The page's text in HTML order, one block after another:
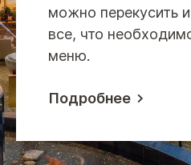
можно перекусить
все, что
меню.
Подробнее